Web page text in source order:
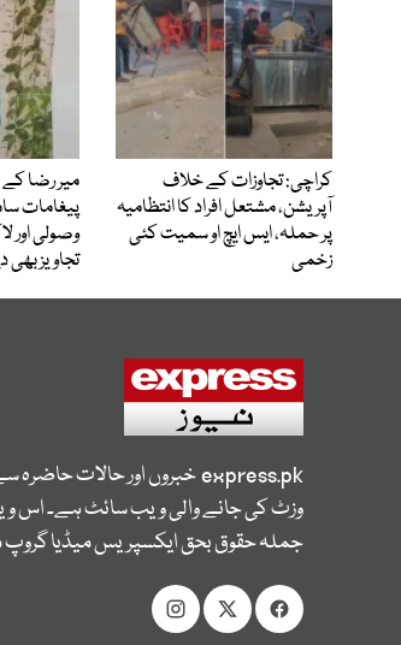
کراچی: تجاوزات کے خلاف
آپریشن، مشتعل افراد کا انتظامیہ
پر حملہ، ایس ایچ او سمیت کئی
زخمی
میر رضا کے
پیغامات
وصولی
تجاویز بھی
express.pkخبروں اور حالات حاضرہ
وزٹ کی جانے والی ویب سائٹ ہے۔ اس
جملہ حقوق بحق ایکسپریس میڈیا گروپ